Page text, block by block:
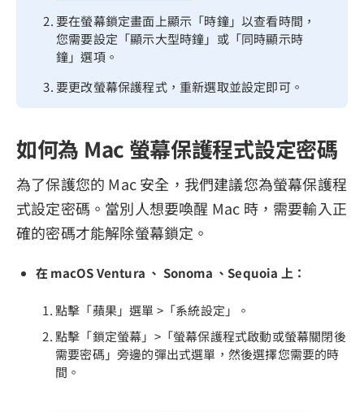
要在螢幕鎖定畫面上顯示「時鐘」以查看時間，
您需要設定「顯示大型時鐘」或「同時顯示時
鐘」選項。
要更改螢幕保護程式，重新選取並設定即可。
如何為 Mac 螢幕保護程式設定密碼
為了保護您的 Mac 安全，我們建議您為螢幕保護程
式設定密碼。當別人想要喚醒 Mac 時，需要輸入正
確的密碼才能解除螢幕鎖定。
在 macOS Ventura 、 Sonoma 、Sequoia 上：
點擊「蘋果」選單 >「系統設定」。
點擊「鎖定螢幕」>「螢幕保護程式啟動或螢幕關閉後
需要密碼」旁邊的彈出式選單，然後選擇您需要的時
間。